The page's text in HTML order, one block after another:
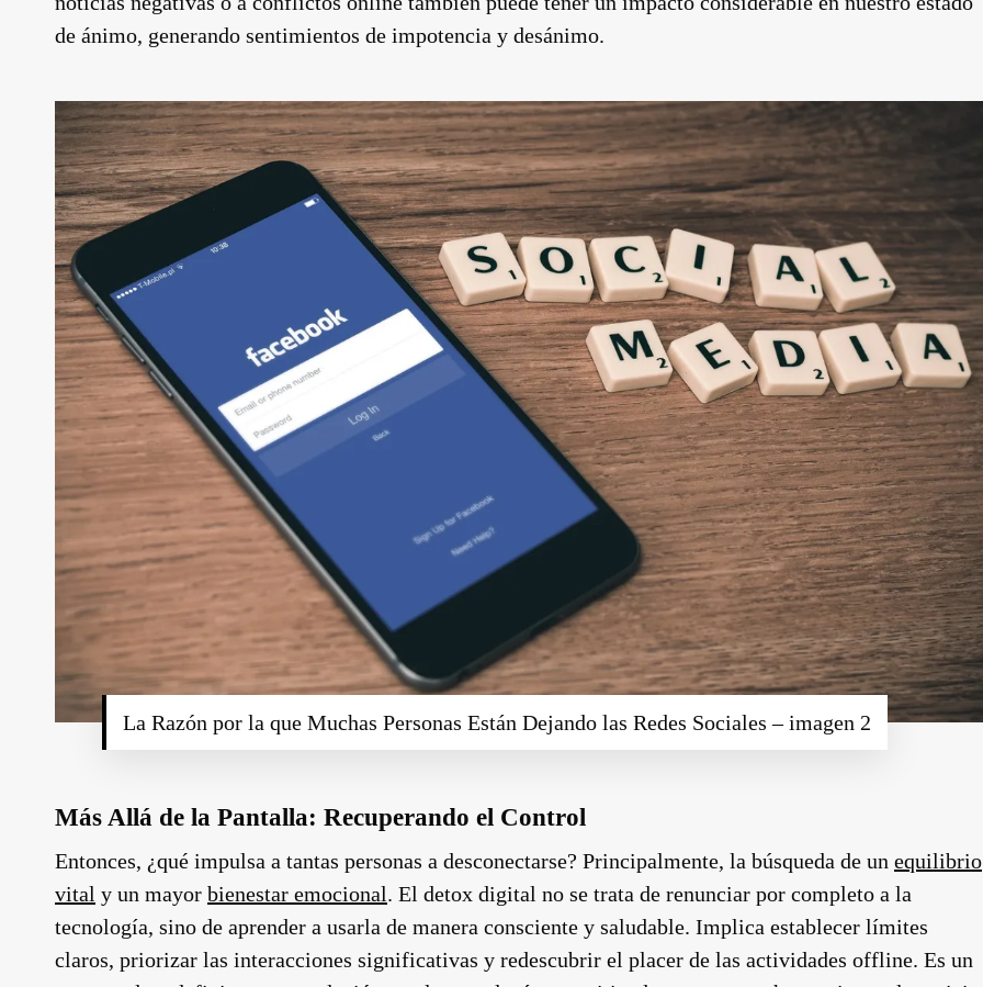
de ánimo, generando sentimientos de impotencia y desánimo.
La Razón por la que Muchas Personas Están Dejando las Redes Sociales – imagen 2
Más Allá de la Pantalla: Recuperando el Control
Entonces, ¿qué impulsa a tantas personas a desconectarse? Principalmente, la búsqueda de un equilibrio
vital y un mayor bienestar emocional. El detox digital no se trata de renunciar por completo a la
tecnología, sino de aprender a usarla de manera consciente y saludable. Implica establecer límites
claros, priorizar las interacciones significativas y redescubrir el placer de las actividades offline. Es un